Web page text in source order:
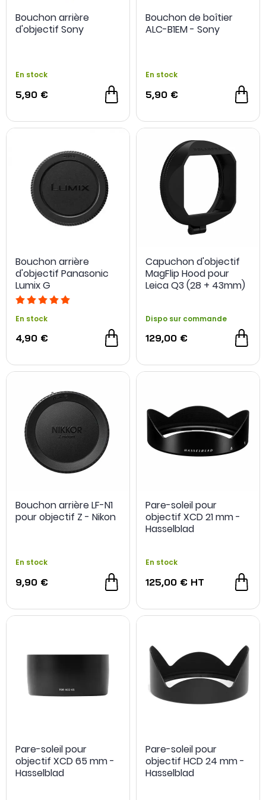
- 20 €
Bouchon arrière
d'objectif Sony
En stock
5,90 €
Bouchon de boîtier
ALC-B1EM - Sony
En stock
5,90 €
Bouchon arrière
d'objectif Panasonic
Lumix G
En stock
4,90 €
Capuchon d'objectif
MagFlip Hood pour
Leica Q3 (28 + 43mm)
Dispo sur commande
129,00 €
Bouchon arrière LF-N1
pour objectif Z - Nikon
En stock
9,90 €
Pare-soleil pour
objectif XCD 21 mm -
Hasselblad
En stock
125,00 € HT
Pare-soleil pour
objectif XCD 65 mm -
Hasselblad
Pare-soleil pour
objectif HCD 24 mm -
Hasselblad